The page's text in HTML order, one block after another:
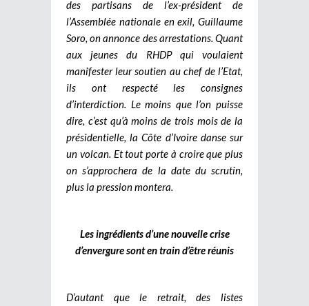
des partisans de l’ex-président de
l’Assemblée nationale en exil, Guillaume
Soro, on annonce des arrestations. Quant
aux jeunes du RHDP qui voulaient
manifester leur soutien au chef de l’Etat,
ils ont respecté les consignes
d’interdiction. Le moins que l’on puisse
dire, c’est qu’à moins de trois mois de la
présidentielle, la Côte d’Ivoire danse sur
un volcan. Et tout porte à croire que plus
on s’approchera de la date du scrutin,
plus la pression montera.
Les ingrédients d’une nouvelle crise
d’envergure sont en train d’être réunis
D’autant que le retrait, des listes